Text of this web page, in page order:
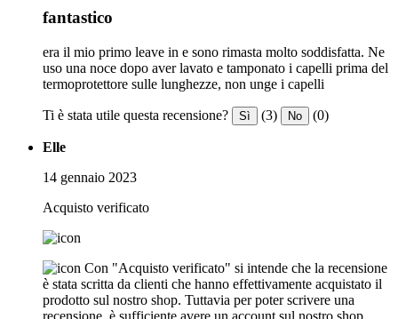
fantastico
era il mio primo leave in e sono rimasta molto soddisfatta. Ne
uso una noce dopo aver lavato e tamponato i capelli prima del
termoprotettore sulle lunghezze, non unge i capelli
Ti è stata utile questa recensione? Sì (3) No (0)
Elle
14 gennaio 2023
Acquisto verificato
Con "Acquisto verificato" si intende che la recensione
è stata scritta da clienti che hanno effettivamente acquistato il
prodotto sul nostro shop. Tuttavia per poter scrivere una
recensione, è sufficiente avere un account sul nostro shop.